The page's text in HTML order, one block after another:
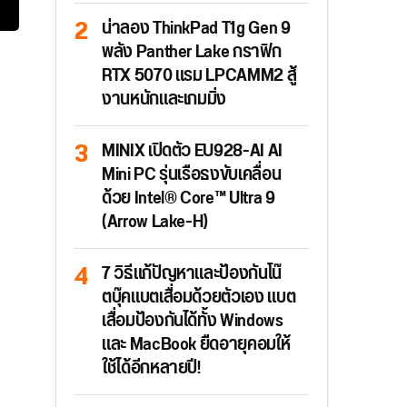
น่าลอง ThinkPad T1g Gen 9
พลัง Panther Lake กราฟิก
RTX 5070 แรม LPCAMM2 สู้
งานหนักและเกมมิ่ง
MINIX เปิดตัว EU928-AI AI
Mini PC รุ่นเรือธงขับเคลื่อน
ด้วย Intel® Core™ Ultra 9
(Arrow Lake-H)
7 วิธีแก้ปัญหาและป้องกันโน๊
ตบุ๊คแบตเสื่อมด้วยตัวเอง แบต
เสื่อมป้องกันได้ทั้ง Windows
และ MacBook ยืดอายุคอมให้
ใช้ได้อีกหลายปี!